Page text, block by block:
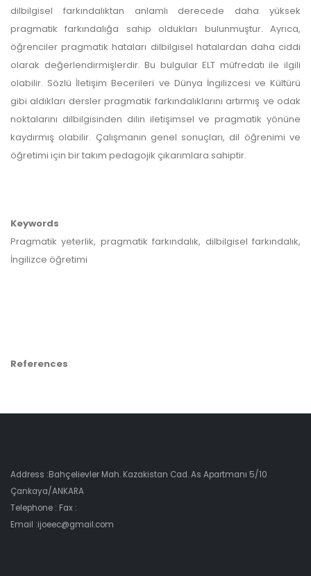
dilbilgisel farkındalıktan anlamlı derecede daha yüksek
pragmatik farkındalığa sahip oldukları bulunmuştur. Ayrıca,
öğrenciler pragmatik hataları dilbilgisel hatalardan daha ciddi
olarak değerlendirmişlerdir. Bu bulgular ELT müfredatı ile ilgili
olabilir. Sözlü İletişim Becerileri ve Dünya İngilizcesi ve Kültürü
gibi aldıkları dersler pragmatik farkındalıklarını artırmış ve odak
noktalarını dilbilgisinden dilin iletişimsel ve pragmatik yönüne
kaydırmış olabilir. Çalışmanın genel sonuçları, dil öğrenimi ve
öğretimi için bir takım pedagojik çıkarımlara sahiptir.
Keywords
Pragmatik yeterlik, pragmatik farkındalık, dilbilgisel farkındalık,
İngilizce öğretimi
References
Address :Bahçelievler Mah. Kazakistan Cad. As Apartmanı 5/10
Çankaya/ANKARA
Telephone : Fax :
Email :ijoeec@gmail.com